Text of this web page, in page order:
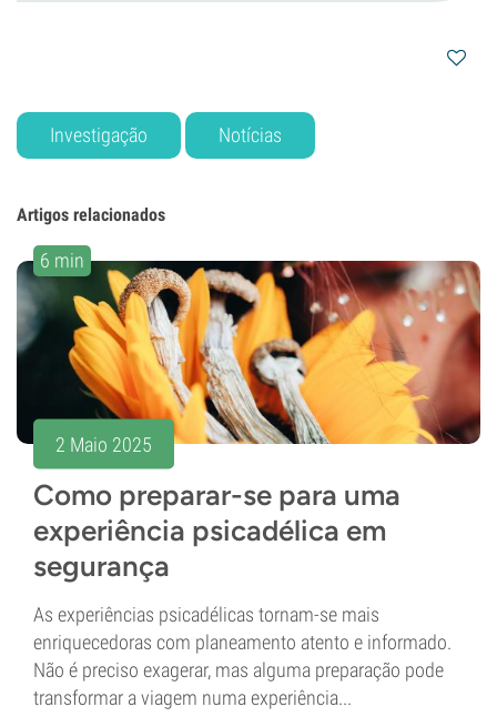
Investigação Notícias
Artigos relacionados
6 min
2 Maio 2025
Como preparar-se para uma
experiência psicadélica em
segurança
As experiências psicadélicas tornam-se mais
enriquecedoras com planeamento atento e informado.
Não é preciso exagerar, mas alguma preparação pode
transformar a viagem numa experiência...